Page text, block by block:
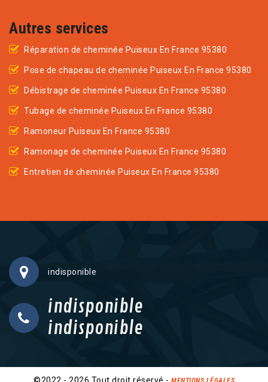
Autres services
Réparation de cheminée Puiseux En France 95380
Pose de chapeau de cheminée Puiseux En France 95380
Débistrage de cheminée Puiseux En France 95380
Tubage de cheminée Puiseux En France 95380
Ramoneur Puiseux En France 95380
Ramonage de cheminée Puiseux En France 95380
Entretien de cheminée Puiseux En France 95380
indisponible
indisponible
indisponible